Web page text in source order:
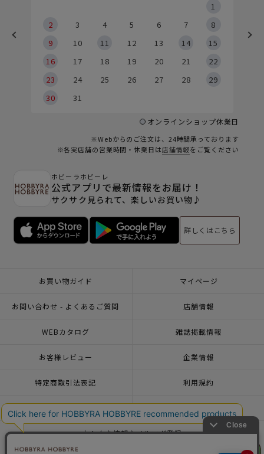
1
2
3 4 5 6 7
8
9
10 11 12 13 14
15
16
17 18 19 20 21
22
23
24 25 26 27 28
29
30
31
オンラインショップ休業日
※Webからのご注文は、24時間承っております
※各実店舗の営業時間・休業日は店舗情報をご覧ください
ホビーラホビーレ
公式アプリで最新情報をお届け！
サクサク見られて、楽しいお買い物♪
詳しくはこちら
お買い物ガイド マイページ
お問い合わせ - よくあるご質問 店舗情報
WEBカタログ 雑誌掲載情報
お客様レビュー 企業情報
特定商取引法表記 利用規約
一緒に働こう♪求人情報
おトクな情報♪メルマガ登録